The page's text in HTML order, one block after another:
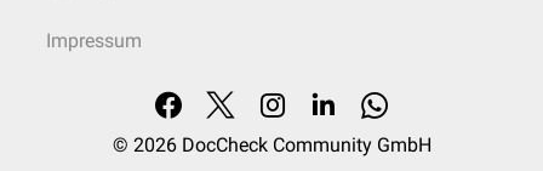
Impressum
© 2026 DocCheck Community GmbH